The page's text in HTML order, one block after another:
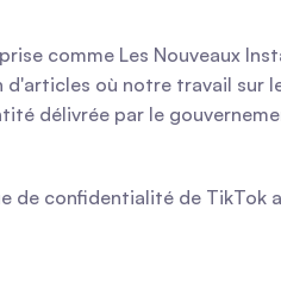
comme Les Nouveaux
où notre travail sur
délivrée par le
confidentialité de TikTok